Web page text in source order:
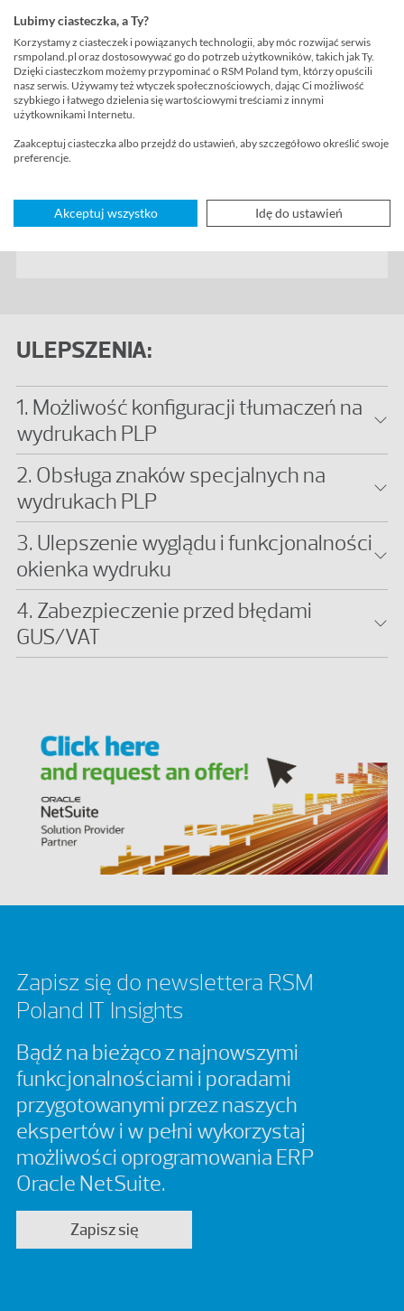
Polski Pakiet Lokalizacyjny
Oracle NetSuite
Oprogramowanie ERP
NetSuite
ULEPSZENIA:
1. Możliwość konfiguracji tłumaczeń na
wydrukach PLP
2. Obsługa znaków specjalnych na
wydrukach PLP
3. Ulepszenie wyglądu i funkcjonalności
okienka wydruku
4. Zabezpieczenie przed błędami
GUS/VAT
Zapisz się do newslettera RSM
Poland IT Insights
Bądź na bieżąco z najnowszymi
funkcjonalnościami i poradami
przygotowanymi przez naszych
ekspertów i w pełni wykorzystaj
możliwości oprogramowania ERP
Oracle NetSuite.
Zapisz się
Lubimy ciasteczka, a Ty?
Korzystamy z ciasteczek i powiązanych technologii, aby móc rozwijać serwis
rsmpoland.pl oraz dostosowywać go do potrzeb użytkowników, takich jak Ty.
Dzięki ciasteczkom możemy przypominać o RSM Poland tym, którzy opuścili
nasz serwis. Używamy też wtyczek społecznościowych, dając Ci możliwość
szybkiego i łatwego dzielenia się wartościowymi treściami z innymi
użytkownikami Internetu.
Zaakceptuj ciasteczka albo przejdź do ustawień, aby szczegółowo określić swoje
preferencje.
Akceptuj wszystko Idę do ustawień